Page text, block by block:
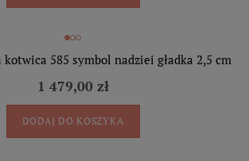
kotwica 585 symbol nadziei gładka 2,5 cm
1 479,00 zł
DODAJ DO KOSZYKA